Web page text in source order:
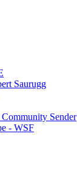
Saurugg
Sender
- WSF